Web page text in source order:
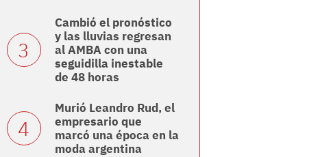
Cambió el pronóstico
y las lluvias regresan
al AMBA con una
seguidilla inestable
de 48 horas
Murió Leandro Rud, el
empresario que
marcó una época en la
moda argentina